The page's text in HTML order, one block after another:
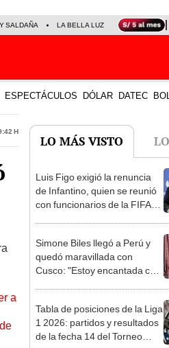
SALDAÑA LA BELLA LUZ MAGALY
ESPECTÁCULOS DÓLAR DATEC
h
a
LO MÁS VISTO
Luis Figo exigió la renuncia
de Infantino, quien se reunió
con funcionarios de la FIFA
Simone Biles llegó a Perú y
quedó maravillada con
Cusco: "Estoy encantada con
Tabla de posiciones de la Liga
1 2026: partidos y resultados
de la fecha 14 del Torneo